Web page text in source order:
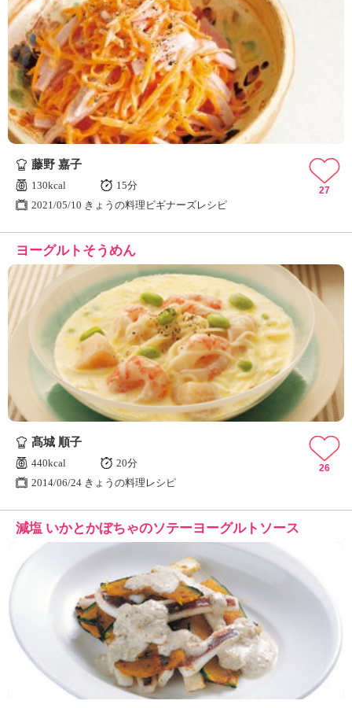
藤野 嘉子
130kcal
15分
2021/05/10 きょうの料理ビギナーズレシピ
27
ヨーグルトそうめん
髙城 順子
440kcal
20分
2014/06/24 きょうの料理レシピ
26
減塩 いかとかぼちゃのソテーヨーグルトソース